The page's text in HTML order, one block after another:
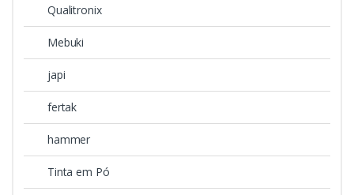
Qualitronix
Mebuki
japi
fertak
hammer
Tinta em Pó